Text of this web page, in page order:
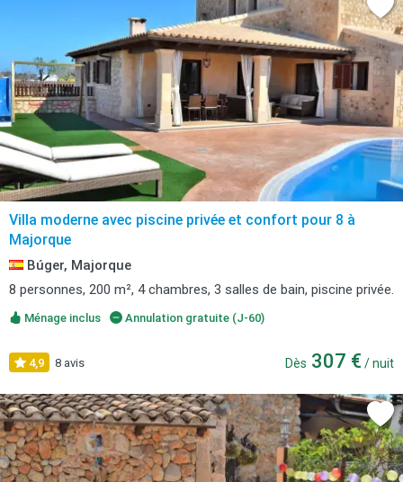
Villa moderne avec piscine privée et confort pour 8 à
Majorque
Búger, Majorque
8 personnes, 200 m², 4 chambres, 3 salles de bain, piscine privée.
Ménage inclus Annulation gratuite (J-60)
4,9 8 avis Dès 307 € / nuit